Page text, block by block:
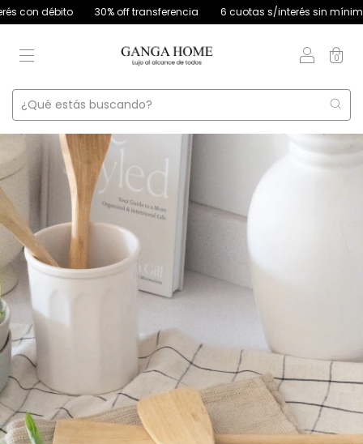
débito 30% off transferencia 6 cuotas s/interés sin mínimo de
0